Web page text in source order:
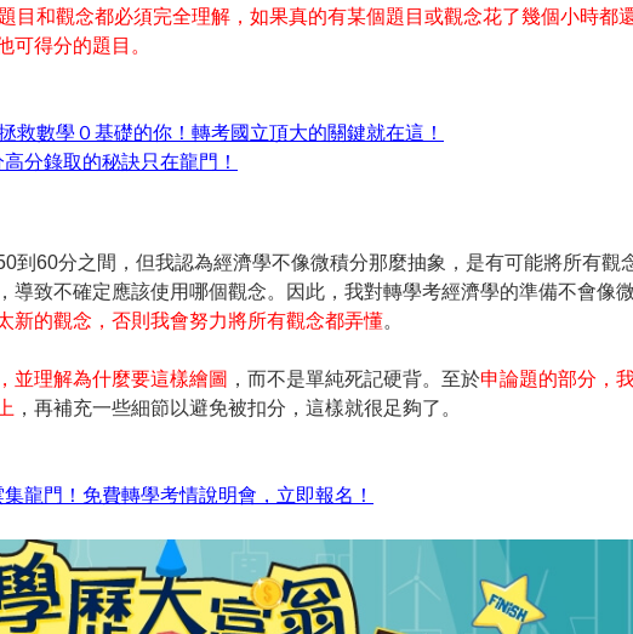
目和觀念都必須完全理解，如果真的有某個題目或觀念花了幾個小時都
可得分的題目。
救數學０基礎的你！轉考國立頂大的關鍵就在這！
分錄取的秘訣只在龍門！
到60分之間，但我認為經濟學不像微積分那麼抽象，是有可能將所有觀
導致不確定應該使用哪個觀念。因此，我對轉學考經濟學的準備不會像
新的觀念，否則我會努力將所有觀念都弄懂。
並理解為什麼要這樣繪圖 ，而不是單純死記硬背。至於申論題的部分，
，再補充一些細節以避免被扣分，這樣就很足夠了。
龍門！免費轉學考情說明會，立即報名！